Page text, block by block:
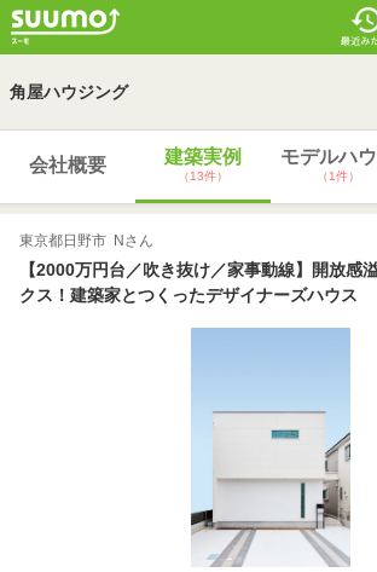
角屋ハウジング
会社概要 建築実例
（13件）
モデルハ
（1件）
東京都日野市 Nさん
【2000万円台／吹き抜け／家事動線】開放感
クス！建築家とつくったデザイナーズハウス